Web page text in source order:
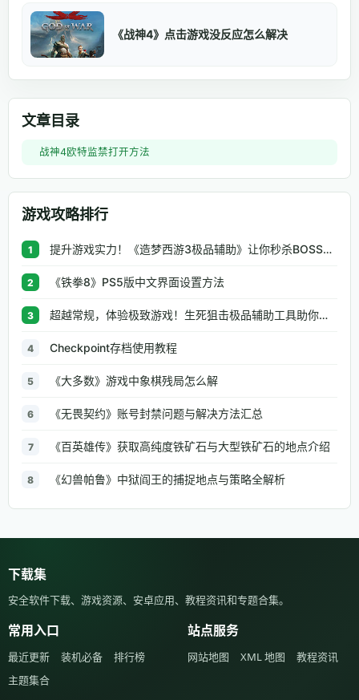
《战神4》点击游戏没反应怎么解决
文章目录
战神4欧特监禁打开方法
游戏攻略排行
1 提升游戏实力！《造梦西游3极品辅助》让你秒杀BOSS、逆天属性一键修改
2 《铁拳8》PS5版中文界面设置方法
3 超越常规，体验极致游戏！生死狙击极品辅助工具助你无往不利
4 Checkpoint存档使用教程
5 《大多数》游戏中象棋残局怎么解
6 《无畏契约》账号封禁问题与解决方法汇总
7 《百英雄传》获取高纯度铁矿石与大型铁矿石的地点介绍
8 《幻兽帕鲁》中狱阎王的捕捉地点与策略全解析
下载集
安全软件下载、游戏资源、安卓应用、教程资讯和专题合集。
常用入口
最近更新 装机必备
排行榜
主题集合
站点服务
网站地图 XML 地图 教程资讯